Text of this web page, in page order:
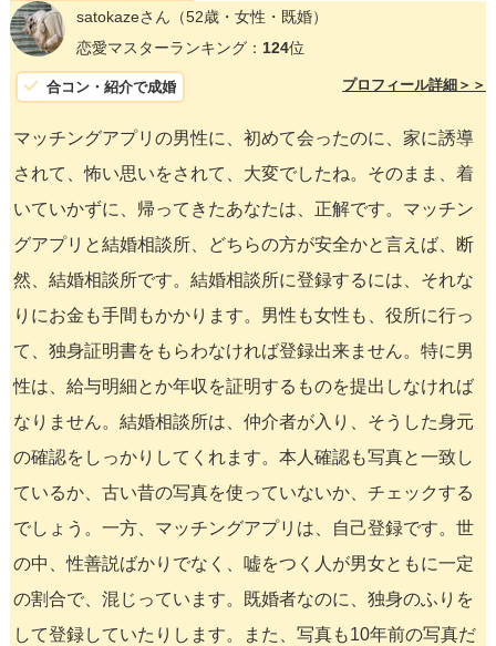
satokazeさん （52歳・女性・既婚）
恋愛マスターランキング： 124位
合コン・紹介で成婚 プロフィール詳細＞＞
マッチングアプリの男性に、初めて会ったのに、家に誘導
されて、怖い思いをされて、大変でしたね。そのまま、着
いていかずに、帰ってきたあなたは、正解です。マッチン
グアプリと結婚相談所、どちらの方が安全かと言えば、断
然、結婚相談所です。結婚相談所に登録するには、それな
りにお金も手間もかかります。男性も女性も、役所に行っ
て、独身証明書をもらわなければ登録出来ません。特に男
性は、給与明細とか年収を証明するものを提出しなければ
なりません。結婚相談所は、仲介者が入り、そうした身元
の確認をしっかりしてくれます。本人確認も写真と一致し
ているか、古い昔の写真を使っていないか、チェックする
でしょう。一方、マッチングアプリは、自己登録です。世
の中、性善説ばかりでなく、嘘をつく人が男女ともに一定
の割合で、混じっています。既婚者なのに、独身のふりを
して登録していたりします。また、写真も10年前の写真だ